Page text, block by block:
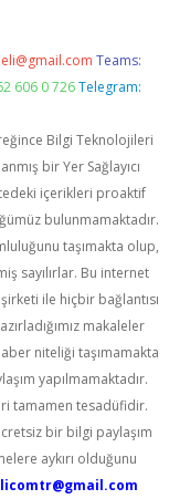
Teams:
606 0 726 Telegram:
Bilgi Teknolojileri
bir Yer Sağlayıcı
içerikleri proaktif
bulunmamaktadır.
taşımakta olup,
sayılırlar. Bu internet
ile hiçbir bağlantısı
makaleler
niteliği taşımamakta
yapılmamaktadır.
tamamen tesadüfidir.
bir bilgi paylaşım
aykırı olduğunu